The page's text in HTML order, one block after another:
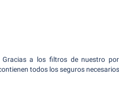
a los filtros de nuestro
todos los seguros